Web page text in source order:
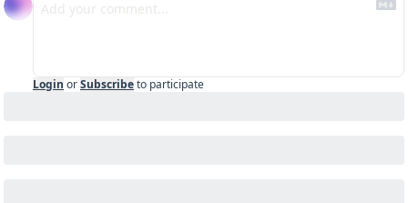
Login orSubscribeto participate